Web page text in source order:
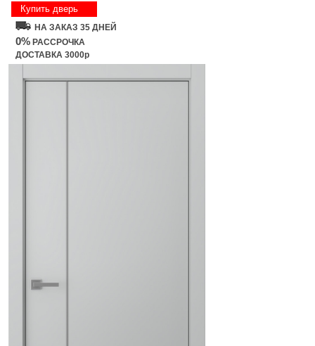
Купить дверь
НА ЗАКАЗ 35 ДНЕЙ
0% РАССРОЧКА
ДОСТАВКА 3000р